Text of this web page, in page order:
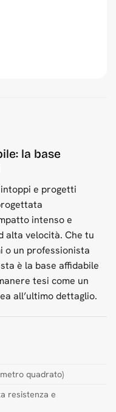
la base
e progetti
intenso e
alta velocità. Che tu
o un professionista
è la base affidabile
tesi come un
all’ultimo dettaglio.
quadrato)
resistenza e